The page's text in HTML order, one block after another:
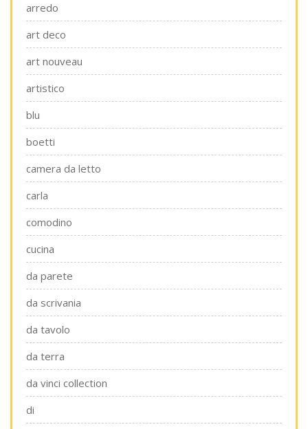
arredo
art deco
art nouveau
artistico
blu
boetti
camera da letto
carla
comodino
cucina
da parete
da scrivania
da tavolo
da terra
da vinci collection
di